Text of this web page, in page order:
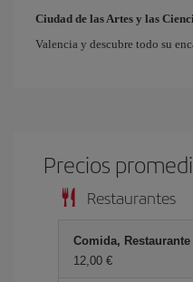
Ciudad de las Artes y las
Valencia y descubre todo su
Precios
Restaurantes
Comida,
12,00 €